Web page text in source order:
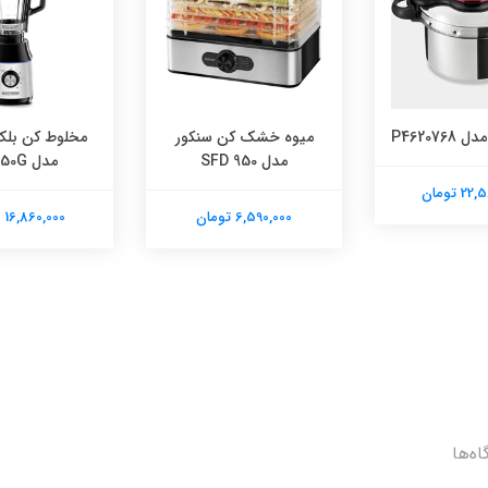
کن سنکور
مخلوط کن بلک اند دکر
مدل BX650G
16,860,000 تومان
اسپرسوساز